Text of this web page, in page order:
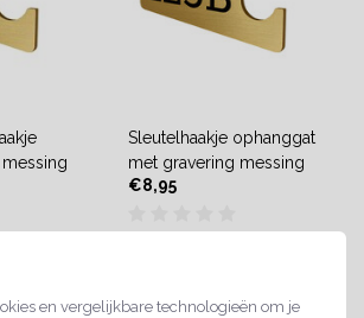
en vergelijkbare technologieën om je
Sleutelhaakje ophanggat
met gravering messing
€8,95